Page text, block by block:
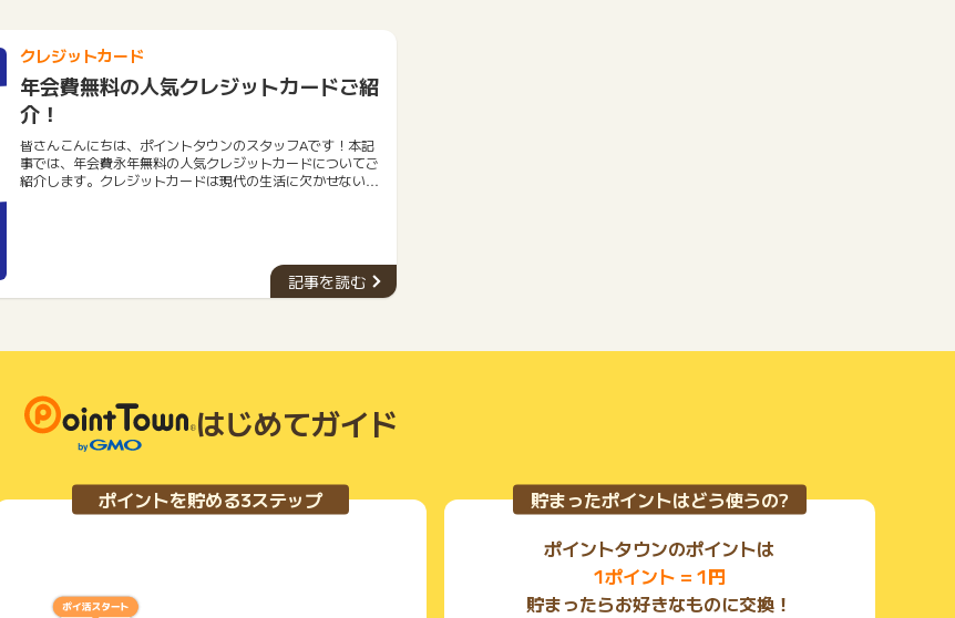
クレジットカード
年会費無料の人気クレジットカードご紹
介！
皆さんこんにちは、ポイントタウンのスタッフAです！本記
事では、年会費永年無料の人気クレジットカードについてご
紹介します。クレジットカードは現代の生活に欠かせないツ
ビスを提供しながらも、年会費を一切支払う必要がありませ
ん。ぜひ、自分に合ったカードを見つけて、お得な生活を送
りましょう。
記事を読む
はじめてガイド
ポイントを貯める3ステップ
貯まったポイントはどう使うの?
ポイントタウンのポイントは
1ポイント = 1円
貯まったらお好きなものに交換！